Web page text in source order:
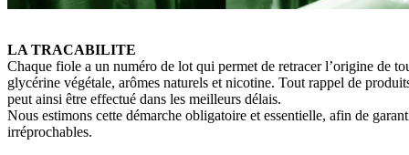
LA TRACABILITE
Chaque fiole a un numéro de lot qui permet de retracer l’origine de
glycérine végétale, arômes naturels et nicotine. Tout rappel de
peut ainsi être effectué dans les meilleurs délais.
Nous estimons cette démarche obligatoire et essentielle, afin de
irréprochables.